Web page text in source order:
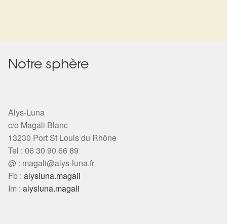
Notre sphère
Alys-Luna
c/o Magali Blanc
13230 Port St Louis du Rhône
Tel : 06 30 90 66 89
@ : magali@alys-luna.fr
Fb : alysluna.magali
Im : alysluna.magali